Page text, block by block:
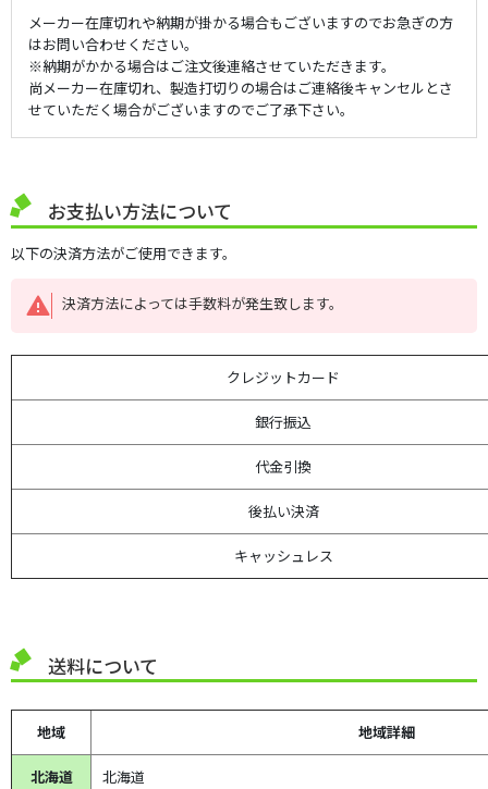
メーカー在庫切れや納期が掛かる場合もございますのでお急ぎの方
はお問い合わせください。
※納期がかかる場合はご注文後連絡させていただきます。
尚メーカー在庫切れ、製造打切りの場合はご連絡後キャンセルとさ
せていただく場合がございますのでご了承下さい。
お支払い方法について
以下の決済方法がご使用できます。
決済方法によっては手数料が発生致します。
クレジットカード
銀行振込
代金引換
後払い決済
キャッシュレス
送料について
地域 地域詳細
北海道 北海道